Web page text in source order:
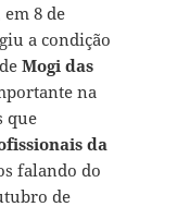
8 de
a condição
Mogi das
na
que
da
falando do
de